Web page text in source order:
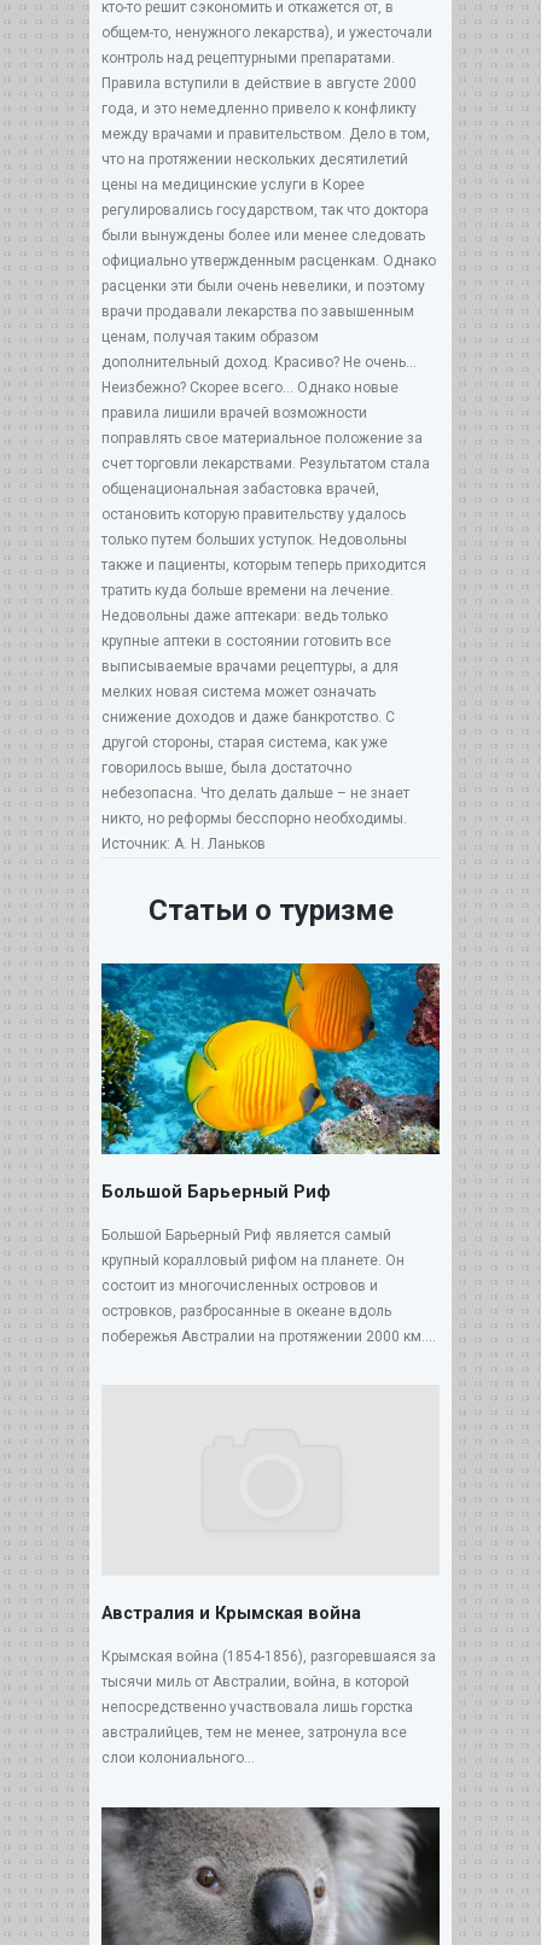
кто-то решит сэкономить и откажется от, в
общем-то, ненужного лекарства), и ужесточали
контроль над рецептурными препаратами.
Правила вступили в действие в августе 2000
года, и это немедленно привело к конфликту
между врачами и правительством. Дело в том,
что на протяжении нескольких десятилетий
цены на медицинские услуги в Корее
регулировались государством, так что доктора
были вынуждены более или менее следовать
официально утвержденным расценкам. Однако
расценки эти были очень невелики, и поэтому
врачи продавали лекарства по завышенным
ценам, получая таким образом
дополнительный доход. Красиво? Не очень…
Неизбежно? Скорее всего… Однако новые
правила лишили врачей возможности
поправлять свое материальное положение за
счет торговли лекарствами. Результатом стала
общенациональная забастовка врачей,
остановить которую правительству удалось
только путем больших уступок. Недовольны
также и пациенты, которым теперь приходится
тратить куда больше времени на лечение.
Недовольны даже аптекари: ведь только
крупные аптеки в состоянии готовить все
выписываемые врачами рецептуры, а для
мелких новая система может означать
снижение доходов и даже банкротство. С
другой стороны, старая система, как уже
говорилось выше, была достаточно
небезопасна. Что делать дальше – не знает
никто, но реформы бесспорно необходимы.
Источник: А. Н. Ланьков
Статьи о туризме
Большой Барьерный Риф
Большой Барьерный Риф является самый
крупный коралловый рифом на планете. Он
состоит из многочисленных островов и
островков, разбросанные в океане вдоль
побережья Австралии на протяжении 2000 км....
Австралия и Крымская война
Крымская война (1854-1856), разгоревшаяся за
тысячи миль от Австралии, война, в которой
непосредственно участвовала лишь горстка
австралийцев, тем не менее, затронула все
слои колониального...